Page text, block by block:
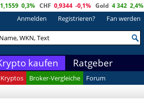
1,1559 0,3% CHF 0,9344 -0,1% Gold 4 342 2,4%
Anmelden Registrieren? Fan werden
kaufen Ratgeber
Kryptos Broker-Vergleiche
Forum